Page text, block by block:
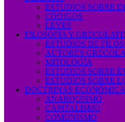
ESTUDIOS SOBRE
CÓDIGOS
LEYES
FILOSOFÍA Y
ESTUDIOS DE
AUTORES
MITOLOGÍA
ESTUDIOS SOBRE
ESTUDIOS SOBRE
DOCTRINAS
ANARQUISMO
CAPITALISMO
COMUNISMO